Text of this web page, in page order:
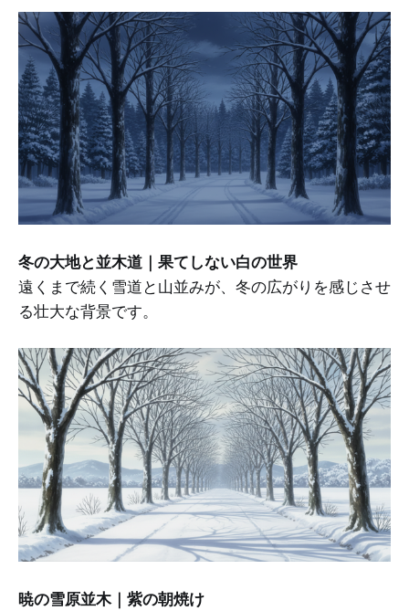
冬の大地と並木道｜果てしない白の世界
遠くまで続く雪道と山並みが、冬の広がりを感じさせ
る壮大な背景です。
暁の雪原並木｜紫の朝焼け